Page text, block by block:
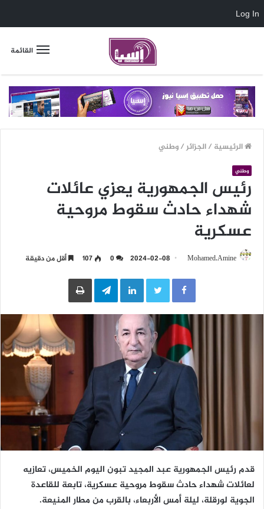
القائمة
الرئيسية /الجزائر/وطني
وطني
رئيس الجمهورية يعزي عائلات
شهداء حادث سقوط مروحية
عسكرية
Mohamed.Amine
2024-02-08
107 أقل من دقيقة
LinkedIn
Telegramطباعة
قدم رئيس الجمهورية عبد المجيد تبون اليوم الخميس، تعازيه
لعائلات شهداء حادث سقوط مروحية عسكرية، تابعة للقاعدة
الجوية لورقلة، ليلة أمس الأربعاء، بالقرب من مطار المنيعة.
Log In